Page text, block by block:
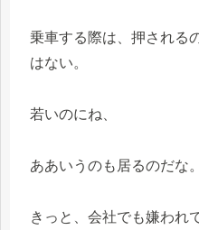
乗車する際は、押される
はない。
若いのにね、
ああいうのも居るのだな。
きっと、会社でも嫌われ